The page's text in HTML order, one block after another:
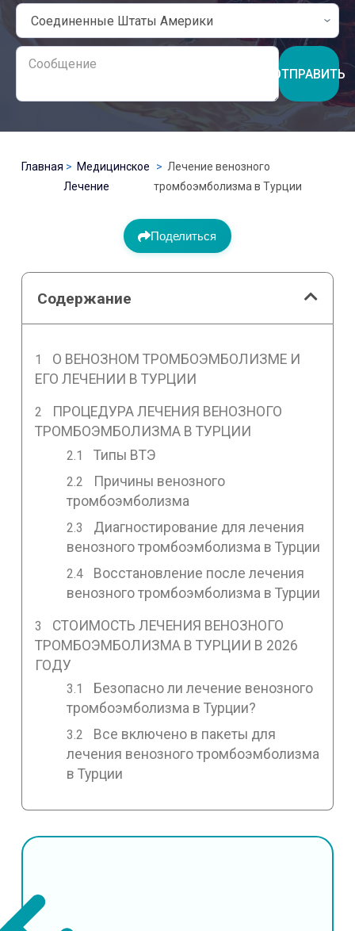
ОТПРАВИТЬ
Главная
Медицинское
Лечение
Лечение венозного
тромбоэмболизма в Турции
Поделиться
Содержание
О ВЕНОЗНОМ ТРОМБОЭМБОЛИЗМЕ И
ЕГО ЛЕЧЕНИИ В ТУРЦИИ
ПРОЦЕДУРА ЛЕЧЕНИЯ ВЕНОЗНОГО
ТРОМБОЭМБОЛИЗМА В ТУРЦИИ
Типы ВТЭ
Причины венозного
тромбоэмболизма
Диагностирование для лечения
венозного тромбоэмболизма в Турции
Восстановление после лечения
венозного тромбоэмболизма в Турции
СТОИМОСТЬ ЛЕЧЕНИЯ ВЕНОЗНОГО
ТРОМБОЭМБОЛИЗМА В ТУРЦИИ В 2026
ГОДУ
Безопасно ли лечение венозного
тромбоэмболизма в Турции?
Все включено в пакеты для
лечения венозного тромбоэмболизма
в Турции